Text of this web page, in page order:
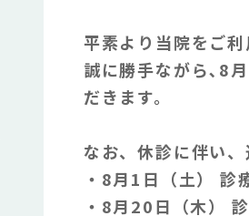
平素より当院をご
誠に勝手ながら､8
だきます。
なお、休診に伴い
・8月1日（土） 診
・8月20日（木）